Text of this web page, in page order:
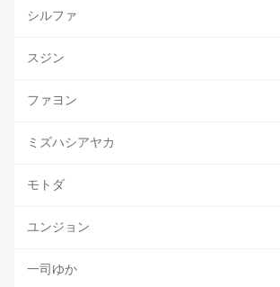
シルファ
スジン
ファヨン
ミズハシアヤカ
モトダ
ユンジョン
一司ゆか